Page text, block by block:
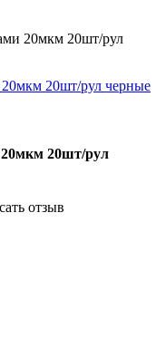
20мкм 20шт/рул
20шт/рул
отзыв